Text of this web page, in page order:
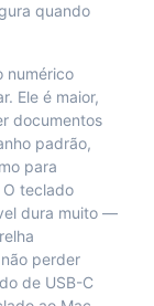
quando
numérico
Ele é maior,
documentos
padrão,
para
teclado
dura muito —
perder
de USB-C